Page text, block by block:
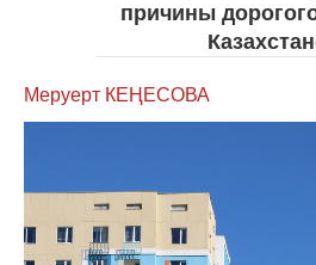
причины
Меруерт КЕҢЕСОВА